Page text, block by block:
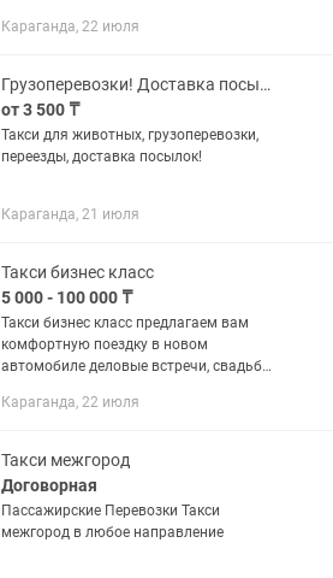
расчёт. Работаем с фирмами и
ДРУГИМ...
Караганда, 22 июля
Грузоперевозки! Доставка посылок, такси для животных!
от 3 500 ₸
Такси для животных, грузоперевозки,
переезды, доставка посылок!
Караганда, 21 июля
Такси бизнес класс
5 000 - 100 000 ₸
Такси бизнес класс предлагаем вам
комфортную поездку в новом
автомобиле деловые встречи, свадьбы
заняты машины
Караганда, 22 июля
Такси межгород
Договорная
Пассажирские Перевозки Такси
межгород в любое направление